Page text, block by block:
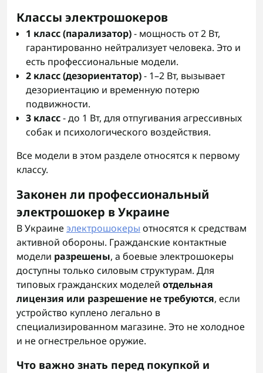
Классы электрошокеров
1 класс (парализатор)- мощность от 2 Вт,
гарантированно нейтрализует человека. Это и
есть профессиональные модели.
2 класс (дезориентатор)- 1–2 Вт, вызывает
дезориентацию и временную потерю
подвижности.
3 класс- до 1 Вт, для отпугивания агрессивных
собак и психологического воздействия.
Все модели в этом разделе относятся к первому
классу.
Законен ли профессиональный
электрошокер в Украине
В Украине электрошокеры относятся к средствам
активной обороны. Гражданские контактные
модели разрешены, а боевые электрошокеры
доступны только силовым структурам. Для
типовых гражданских моделей отдельная
лицензия или разрешение не требуются, если
устройство куплено легально в
специализированном магазине. Это не холодное
и не огнестрельное оружие.
Что важно знать перед покупкой и